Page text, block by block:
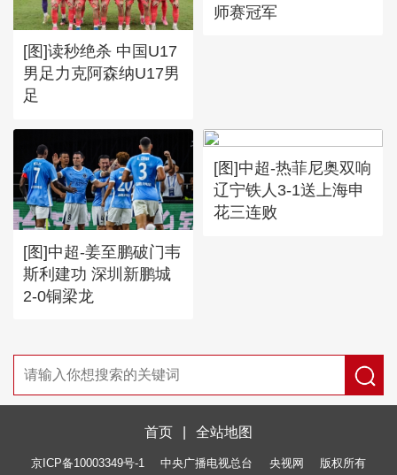
[图]读秒绝杀 中国U17
男足力克阿森纳U17男
足
师赛冠军
[图]中超-姜至鹏破门韦
斯利建功 深圳新鹏城
2-0铜梁龙
[图]中超-热菲尼奥双响
辽宁铁人3-1送上海申
花三连败
首页 全站地图
京ICP备10003349号-1 中央广播电视总台 央视网 版权所有